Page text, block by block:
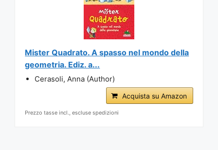
Mister Quadrato. A spasso nel mondo della
geometria. Ediz. a...
Cerasoli, Anna (Author)
Acquista su Amazon
Prezzo tasse incl., escluse spedizioni